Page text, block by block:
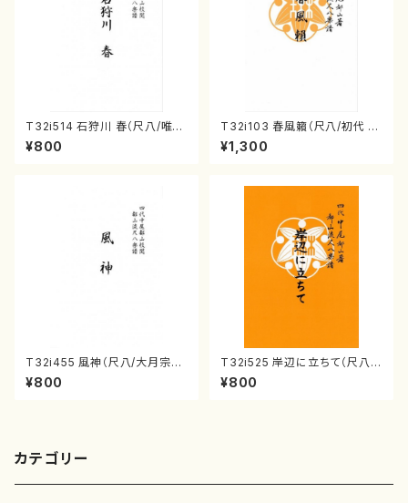
T32i514 石狩川 春（尺八/唯是
震一/楽譜）都山no:2223
¥800
T32i103 春風籟（尺八/初代 石
垣征山/尺八/都山式譜）都山流
公刊楽譜曲番:552
¥1,300
T32i455 風神（尺八/大月宗明/
楽譜）都山:2162
¥800
T32i525 岸辺に立ちて（尺八/
初代 中村双葉/楽譜）都山流公
刊楽譜曲番:2234
¥800
カテゴリー